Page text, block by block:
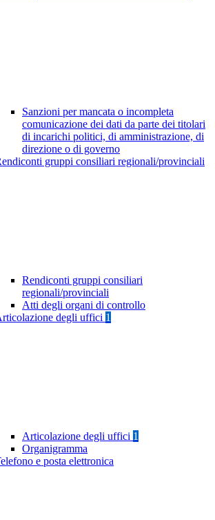
Sanzioni per mancata o incompleta
comunicazione dei dati da parte dei titolari
di incarichi politici, di amministrazione, di
direzione o di governo
gruppi consiliari regionali/provinciali
Rendiconti gruppi consiliari
regionali/provinciali
Atti degli organi di controllo
degli uffici 1
Articolazione degli uffici 1
Organigramma
e posta elettronica